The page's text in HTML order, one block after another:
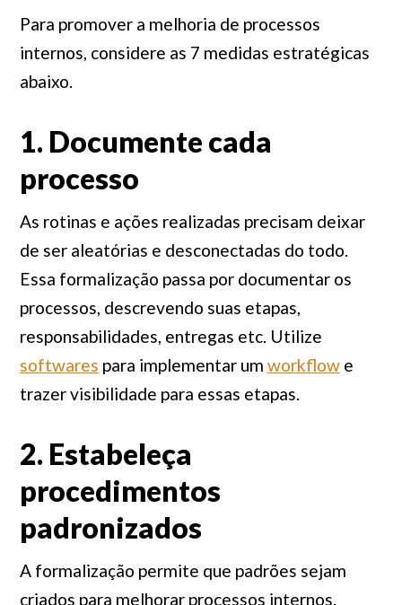
Para promover a melhoria de processos
internos, considere as 7 medidas estratégicas
abaixo.
1. Documente cada
processo
As rotinas e ações realizadas precisam deixar
de ser aleatórias e desconectadas do todo.
Essa formalização passa por documentar os
processos, descrevendo suas etapas,
responsabilidades, entregas etc. Utilize
softwares para implementar um workflowe
trazer visibilidade para essas etapas.
2. Estabeleça
procedimentos
padronizados
A formalização permite que padrões sejam
criados para melhorar processos internos.